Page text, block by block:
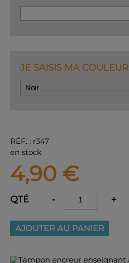
JE SAISIS MA COULEUR
RÉF. : r347
en stock
4,90 €
QTÉ - +
AJOUTER AU PANIER